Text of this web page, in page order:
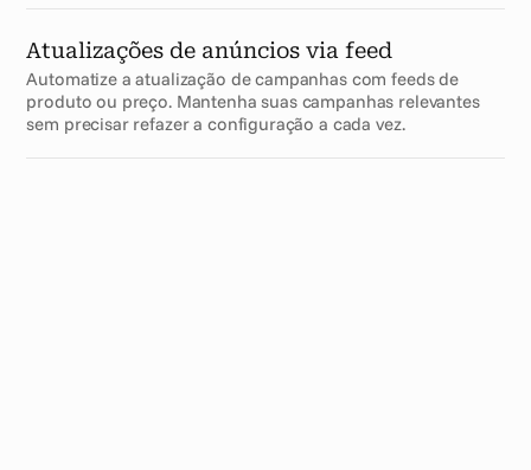
Atualizações de anúncios via feed
Automatize a atualização de campanhas com feeds de
produto ou preço. Mantenha suas campanhas relevantes
sem precisar refazer a configuração a cada vez.